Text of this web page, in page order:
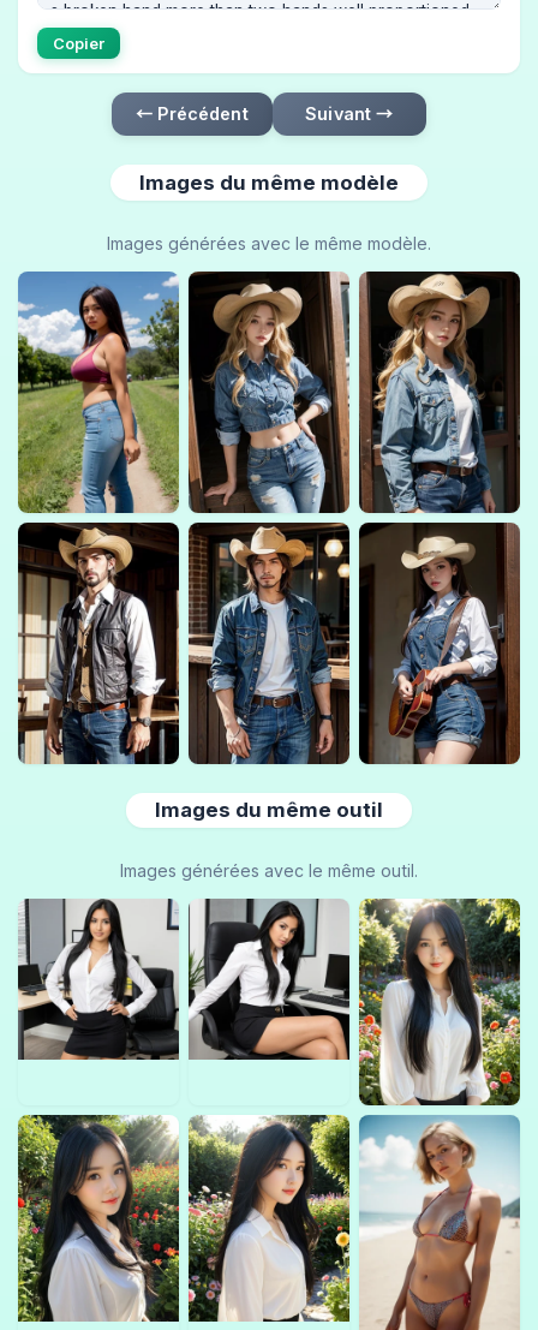
Copier
← Précédent Suivant →
Images du même modèle
Images générées avec le même modèle.
Images du même outil
Images générées avec le même outil.